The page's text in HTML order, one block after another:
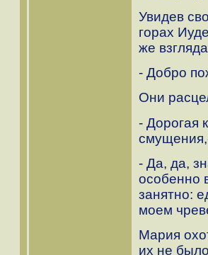
Увидев
горах
же
- Добро
Они
- Дорогая
- Да, да,
особенно
занятно:
моем
Мария
их не